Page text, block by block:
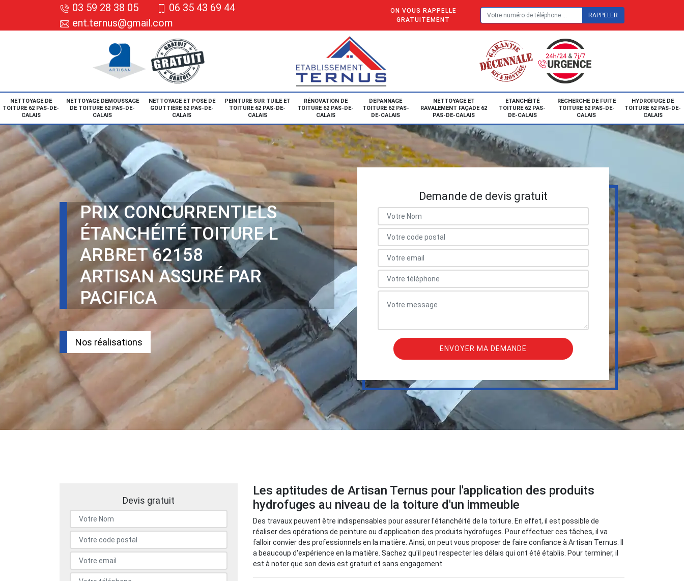
03 59 28 38 05
06 35 43 69 44
ent.ternus@gmail.com
ON VOUS RAPPELLE
GRATUITEMENT
NETTOYAGE DE
TOITURE 62 PAS-DE-
CALAIS
NETTOYAGE DEMOUSSAGE
DE TOITURE 62 PAS-DE-
CALAIS
NETTOYAGE ET POSE DE
GOUTTIÈRE 62 PAS-DE-
CALAIS
PEINTURE SUR TUILE ET
TOITURE 62 PAS-DE-
CALAIS
RÉNOVATION DE
TOITURE 62 PAS-DE-
CALAIS
DEPANNAGE
TOITURE 62 PAS-
DE-CALAIS
NETTOYAGE ET
RAVALEMENT FAÇADE 62
PAS-DE-CALAIS
ETANCHÉITÉ
TOITURE 62 PAS-
DE-CALAIS
RECHERCHE DE FUITE
TOITURE 62 PAS-DE-
CALAIS
HYDROFUGE DE
TOITURE 62 PAS-DE-
CALAIS
PRIX CONCURRENTIELS
ÉTANCHÉITÉ TOITURE L
ARBRET 62158
ARTISAN ASSURÉ PAR
PACIFICA
Nos réalisations
Demande de devis gratuit
Devis gratuit
Les aptitudes de Artisan Ternus pour l'application des produits
hydrofuges au niveau de la toiture d'un immeuble
Des travaux peuvent être indispensables pour assurer l'étanchéité de la toiture. En effet, il est possible de
réaliser des opérations de peinture ou d'application des produits hydrofuges. Pour effectuer ces tâches, il va
falloir convier des professionnels en la matière. Ainsi, on peut vous proposer de faire confiance à Artisan Ternus. Il
a beaucoup d'expérience en la matière. Sachez qu'il peut respecter les délais qui ont été établis. Pour terminer, il
est à noter que son devis est gratuit et sans engagement.